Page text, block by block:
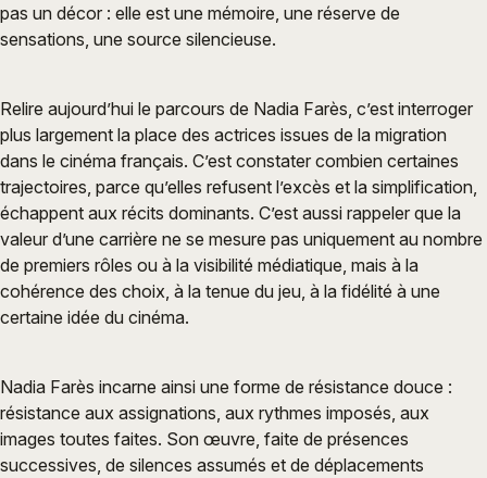
pas un décor : elle est une mémoire, une réserve de
sensations, une source silencieuse.
Relire aujourd’hui le parcours de Nadia Farès, c’est interroger
plus largement la place des actrices issues de la migration
dans le cinéma français. C’est constater combien certaines
trajectoires, parce qu’elles refusent l’excès et la simplification,
échappent aux récits dominants. C’est aussi rappeler que la
valeur d’une carrière ne se mesure pas uniquement au nombre
de premiers rôles ou à la visibilité médiatique, mais à la
cohérence des choix, à la tenue du jeu, à la fidélité à une
certaine idée du cinéma.
Nadia Farès incarne ainsi une forme de résistance douce :
résistance aux assignations, aux rythmes imposés, aux
images toutes faites. Son œuvre, faite de présences
successives, de silences assumés et de déplacements